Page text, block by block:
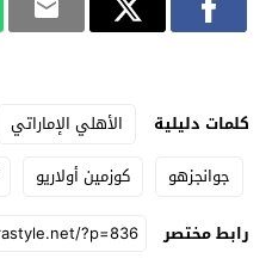
كلمات دليلية الأهلي الإماراتي
جوانجزهو
كوزمين أولاريو
رابط مختصر